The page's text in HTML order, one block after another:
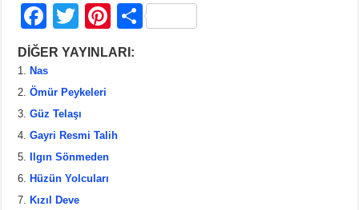
F
a
c
e
b
o
o
k
T
wi
er
Pi
nt
S
DİĞER YAYINLARI:
Nas
Ömür Peykeleri
Güz Telaşı
Gayri Resmi Talih
Ilgın Sönmeden
Hüzün Yolcuları
Kızıl Deve